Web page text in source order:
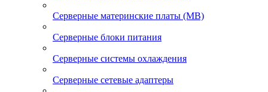
Серверные материнские платы (MB)
Серверные блоки питания
Серверные системы охлаждения
Серверные сетевые адаптеры